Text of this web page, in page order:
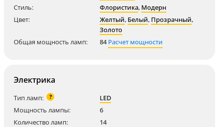
Стиль:
Флористика, Модерн
Цвет:
Желтый, Белый, Прозрачный,
Золото
Общая мощность ламп:
84Расчет мощности
Электрика
Тип ламп: ?
LED
Мощность лампы:
6
Количество ламп:
14